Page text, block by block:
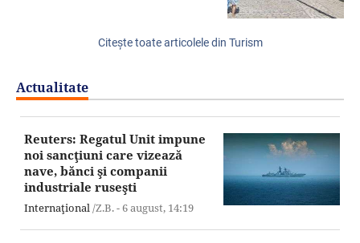
Citeşte toate articolele din Turism
Actualitate
Reuters: Regatul Unit impune
noi sancţiuni care vizează
nave, bănci şi companii
industriale ruseşti
Internaţional/Z.B. -6 august, 14:19